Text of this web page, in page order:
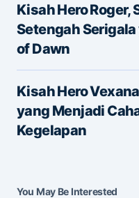
E-mail
Save my name
next time I
Kisah Hero Roger,
Setengah
of Dawn
Kisah Hero
yang Menjadi
Kegelapan
You May Be Interested